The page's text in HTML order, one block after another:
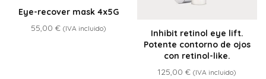
Eye-recover mask 4x5G
55,00€ (IVA incluido)
Inhibit retinol eye lift.
Potente contorno de ojos
con retinol-like.
125,00€ (IVA incluido)